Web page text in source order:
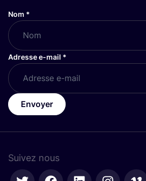
Nom *
Adresse e-mail *
Envoyer
Suivez nous